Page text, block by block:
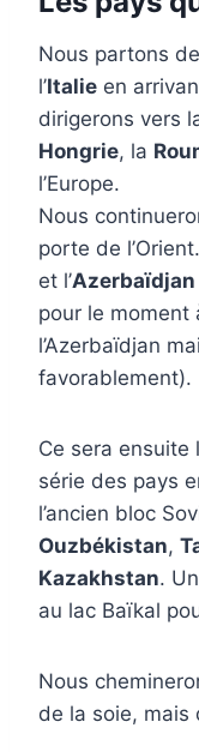
Nous partons
l’Italie en
dirigerons vers
Hongrie, la
l’Europe.
Nous
porte de
et l’Azerbaïdjan
pour le moment
l’Azerbaïdjan
favorablement).
Ce sera ensuite
série des pays
l’ancien bloc
Ouzbékistan,
Kazakhstan.
au lac Baïkal
Nous
de la soie, mais